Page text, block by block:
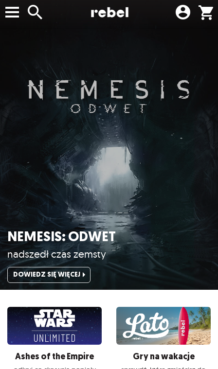
NEMESIS: ODWET
nadszedł czas zemsty
DOWIEDZ SIĘ WIĘCEJ
Ashes of the Empire Gry na wakacje